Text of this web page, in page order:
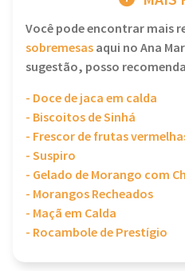
Você pode encontrar mais
sobremesasaqui no Ana
sugestão, posso
- Doce de jaca em calda
- Biscoitos de Sinhá
- Frescor de frutas
- Suspiro
- Gelado de Morango com
- Morangos Recheados
- Maçã em Calda
- Rocambole de Prestígio